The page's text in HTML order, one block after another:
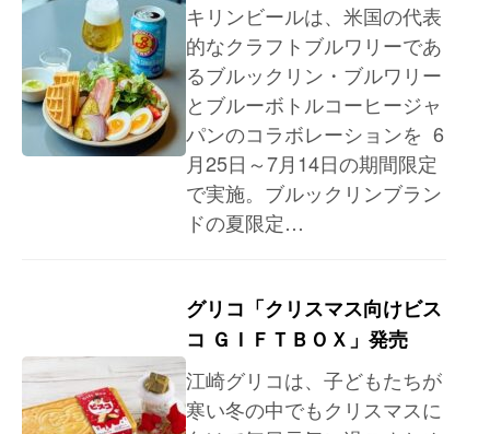
キリンビールは、米国の代表
的なクラフトブルワリーであ
るブルックリン・ブルワリー
とブルーボトルコーヒージャ
パンのコラボレーションを 6
月25日～7月14日の期間限定
で実施。ブルックリンブラン
ドの夏限定…
グリコ「クリスマス向けビス
コ ＧＩＦＴＢＯＸ」発売
江崎グリコは、子どもたちが
寒い冬の中でもクリスマスに